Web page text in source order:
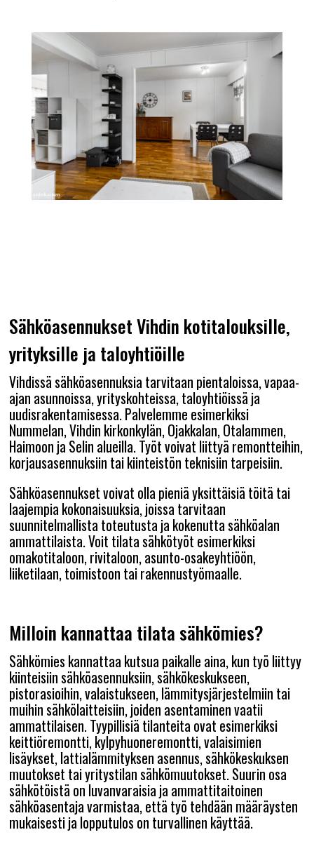
Sähköasennukset Vihdin kotitalouksille,
yrityksille ja taloyhtiöille
Vihdissä sähköasennuksia tarvitaan pientaloissa, vapaa-
ajan asunnoissa, yrityskohteissa, taloyhtiöissä ja
uudisrakentamisessa. Palvelemme esimerkiksi
Nummelan, Vihdin kirkonkylän, Ojakkalan, Otalammen,
Haimoon ja Selin alueilla. Työt voivat liittyä remontteihin,
korjausasennuksiin tai kiinteistön teknisiin tarpeisiin.
Sähköasennukset voivat olla pieniä yksittäisiä töitä tai
laajempia kokonaisuuksia, joissa tarvitaan
suunnitelmallista toteutusta ja kokenutta sähköalan
ammattilaista. Voit tilata sähkötyöt esimerkiksi
omakotitaloon, rivitaloon, asunto-osakeyhtiöön,
liiketilaan, toimistoon tai rakennustyömaalle.
Milloin kannattaa tilata sähkömies?
Sähkömies kannattaa kutsua paikalle aina, kun työ liittyy
kiinteisiin sähköasennuksiin, sähkökeskukseen,
pistorasioihin, valaistukseen, lämmitysjärjestelmiin tai
muihin sähkölaitteisiin, joiden asentaminen vaatii
ammattilaisen. Tyypillisiä tilanteita ovat esimerkiksi
keittiöremontti, kylpyhuoneremontti, valaisimien
lisäykset, lattialämmityksen asennus, sähkökeskuksen
muutokset tai yritystilan sähkömuutokset. Suurin osa
sähkötöistä on luvanvaraisia ja ammattitaitoinen
sähköasentaja varmistaa, että työ tehdään määräysten
mukaisesti ja lopputulos on turvallinen käyttää.